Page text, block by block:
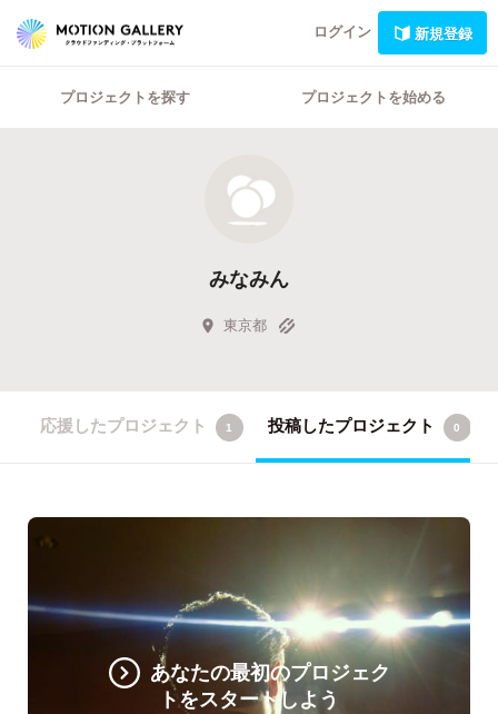
ログイン 新規登録
プロジェクトを探す プロジェクトを始める
みなみん
東京都
応援したプロジェクト 1 投稿したプロジェクト 0
あなたの最初のプロジェク
トをスタートしよう